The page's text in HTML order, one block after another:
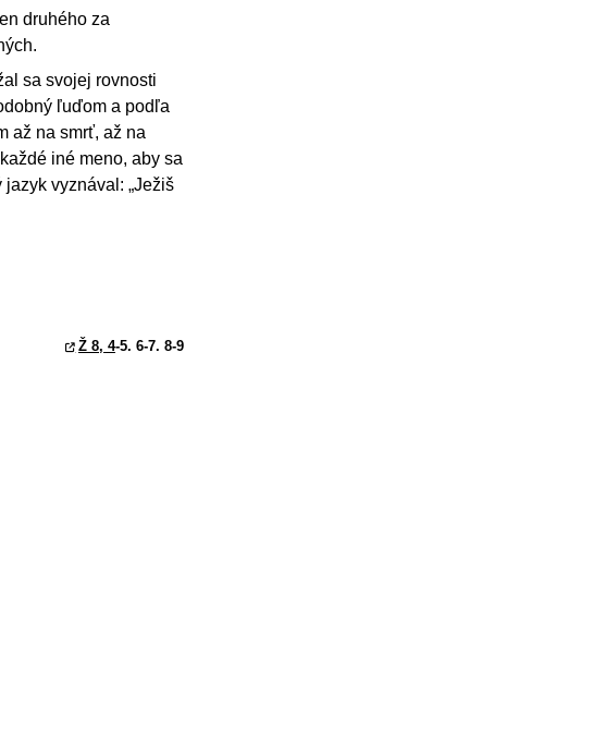
druhého za
sa svojej rovnosti
ľuďom a podľa
až na smrť, až na
iné meno, aby sa
vyznával: „Ježiš
Ž 8, 4-5. 6-7. 8-9